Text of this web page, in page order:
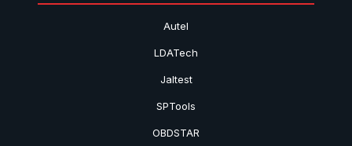
Autel
LDATech
Jaltest
SPTools
OBDSTAR